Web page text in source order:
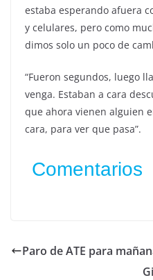
estaba esperando afuera
y celulares, pero como
dimos solo un poco de
“Fueron segundos, luego
venga. Estaban a cara
que ahora vienen alguien
cara, para ver que pasa”.
Comentarios
Paro de ATE para